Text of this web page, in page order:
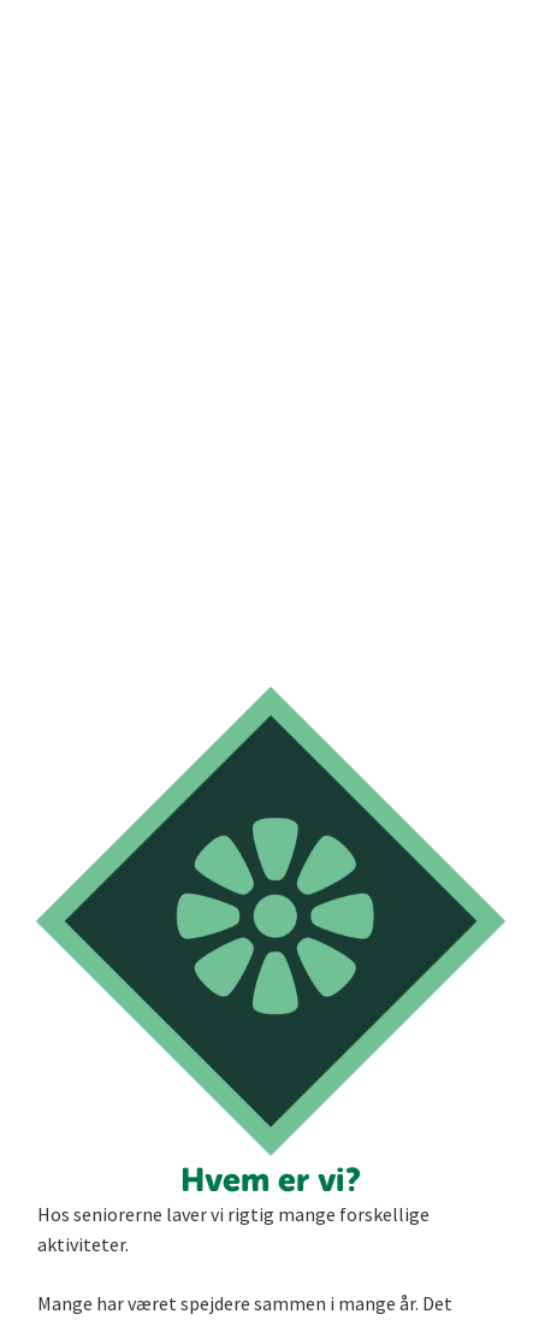
Hvem er vi?
Hos seniorerne laver vi rigtig mange forskellige
aktiviteter.
Mange har været spejdere sammen i mange år. Det